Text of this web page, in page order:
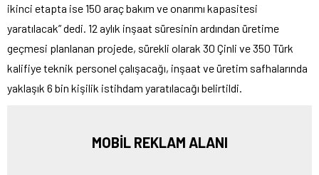
ikinci etapta ise 150 araç bakım ve onarımı kapasitesi
yaratılacak” dedi. 12 aylık inşaat süresinin ardından üretime
geçmesi planlanan projede, sürekli olarak 30 Çinli ve 350 Türk
kalifiye teknik personel çalışacağı, inşaat ve üretim safhalarında
yaklaşık 6 bin kişilik istihdam yaratılacağı belirtildi.
MOBİL REKLAM ALANI